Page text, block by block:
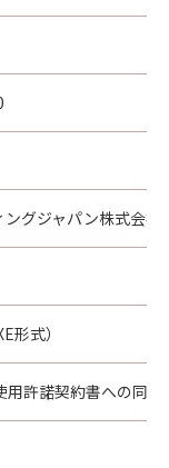
グジャパン株式会社
形式）
用許諾契約書への同意